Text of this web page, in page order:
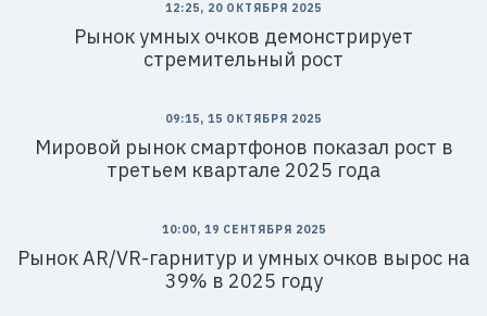
12:25, 20 ОКТЯБРЯ 2025
Рынок умных очков демонстрирует
стремительный рост
09:15, 15 ОКТЯБРЯ 2025
Мировой рынок смартфонов показал рост в
третьем квартале 2025 года
10:00, 19 СЕНТЯБРЯ 2025
Рынок AR/VR-гарнитур и умных очков вырос на
39% в 2025 году